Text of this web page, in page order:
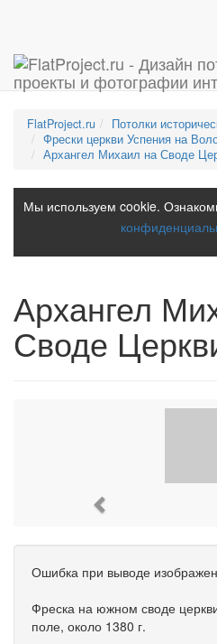
FlatProject.ru
Потолки
Фрески церкви Успения на
Архангел Михаил на Своде
Мы используем cookie.
Архангел
Своде
Ошибка при выводе
Фреска на южном своде
поле, около 1380 г.